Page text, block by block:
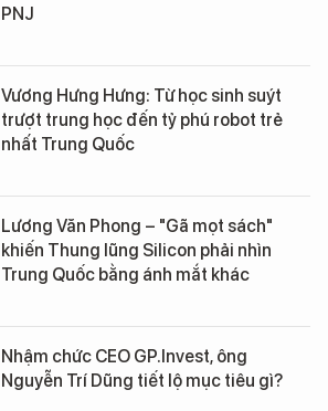
PNJ
Vương Hưng Hưng: Từ học sinh suýt
trượt trung học đến tỷ phú robot trẻ
nhất Trung Quốc
Lương Văn Phong – "Gã mọt sách"
khiến Thung lũng Silicon phải nhìn
Trung Quốc bằng ánh mắt khác
Nhậm chức CEO GP.Invest, ông
Nguyễn Trí Dũng tiết lộ mục tiêu gì?